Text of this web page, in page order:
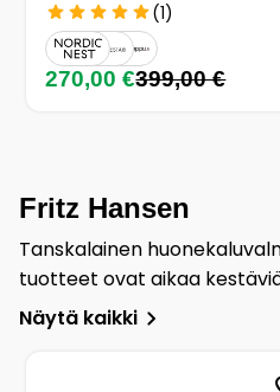
(1)
270,00 €399,00 €
Fritz Hansen
Tanskalainen
tuotteet ovat aikaa
Näytä kaikki